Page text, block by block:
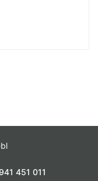
451 011